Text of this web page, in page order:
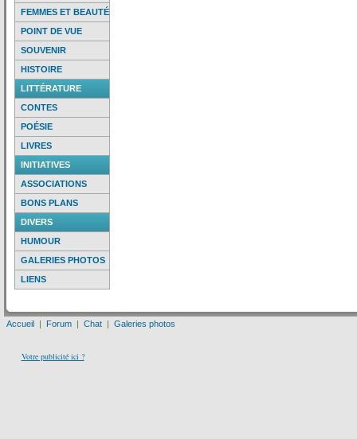
FEMMES ET BEAUTÉ
POINT DE VUE
SOUVENIR
HISTOIRE
LITTÉRATURE
CONTES
POÉSIE
LIVRES
INITIATIVES
ASSOCIATIONS
BONS PLANS
DIVERS
HUMOUR
GALERIES PHOTOS
LIENS
Accueil | Forum | Chat | Galeries photos
Votre publicité ici ?